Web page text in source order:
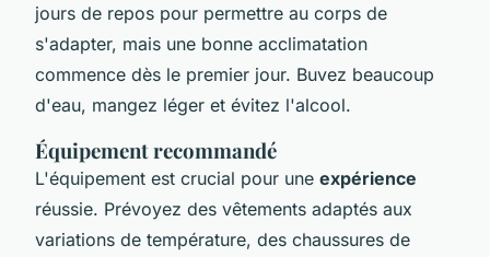
jours de repos pour permettre au corps de
s'adapter, mais une bonne acclimatation
commence dès le premier jour. Buvez beaucoup
d'eau, mangez léger et évitez l'alcool.
Équipement recommandé
L'équipement est crucial pour une expérience
réussie. Prévoyez des vêtements adaptés aux
variations de température, des chaussures de